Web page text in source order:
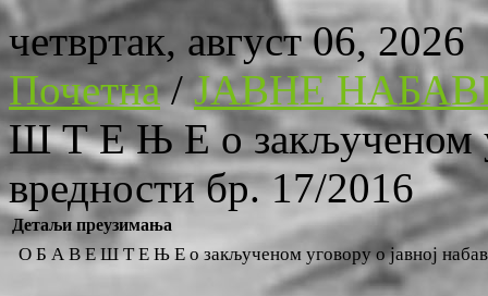
четвртак, август 06, 2026
Почетна/ЈАВНЕ
Ш Т Е Њ Е о закљученом
вредности бр. 17/2016
Детаљи преузимања
О Б А В Е Ш Т Е Њ Е о закљученом уговору о јавној